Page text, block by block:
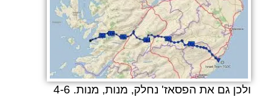
ולכן גם את הפסאז' נחלק, מנות, מנות. 4-6